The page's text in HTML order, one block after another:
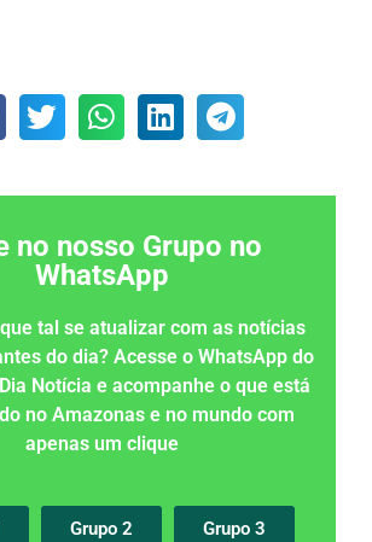
no nosso Grupo no
WhatsApp
tal se atualizar com as notícias
do dia? Acesse o WhatsApp do
Notícia e acompanhe o que está
no Amazonas e no mundo com
apenas um clique
Grupo 2 Grupo 3